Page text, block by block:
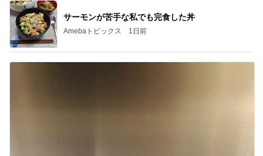
サーモンが苦手な私でも完食した丼
Amebaトピックス 1日前